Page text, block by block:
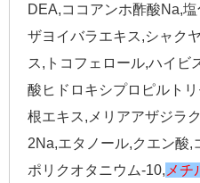
DEA,ココアンホ酢酸Na,
ザヨイバラエキス,シャク
ス,トコフェロール,ハイビ
酸ヒドロキシプロピルト
根エキス,メリアアザジラ
2Na,エタノール,クエン酸,
ポリクオタニウム-10, メチ